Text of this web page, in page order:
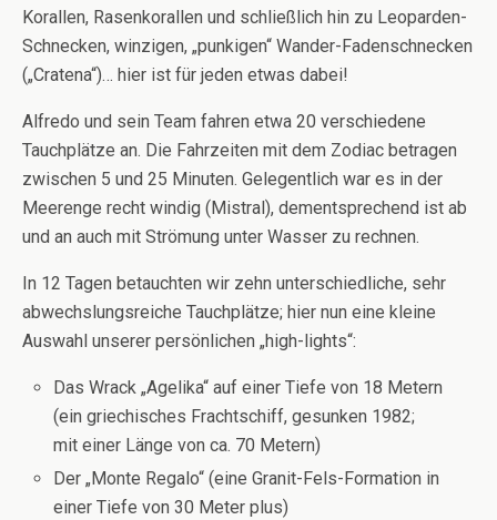
Korallen, Rasenkorallen und schließlich hin zu Leoparden-
Schnecken, winzigen, „punkigen“ Wander-Fadenschnecken
(„Cratena“)… hier ist für jeden etwas dabei!
Alfredo und sein Team fahren etwa 20 verschiedene
Tauchplätze an. Die Fahrzeiten mit dem Zodiac betragen
zwischen 5 und 25 Minuten. Gelegentlich war es in der
Meerenge recht windig (Mistral), dementsprechend ist ab
und an auch mit Strömung unter Wasser zu rechnen.
In 12 Tagen betauchten wir zehn unterschiedliche, sehr
abwechslungsreiche Tauchplätze; hier nun eine kleine
Auswahl unserer persönlichen „high-lights“:
Das Wrack „Agelika“ auf einer Tiefe von 18 Metern
(ein griechisches Frachtschiff, gesunken 1982;
mit einer Länge von ca. 70 Metern)
Der „Monte Regalo“ (eine Granit-Fels-Formation in
einer Tiefe von 30 Meter plus)